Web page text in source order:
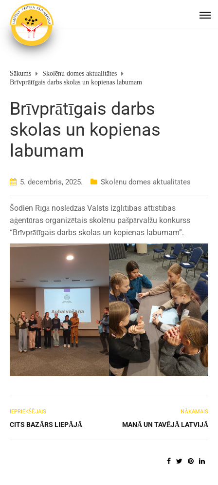
Sākums
Skolēnu domes aktualitātes
Brīvprātīgais darbs skolas un kopienas labumam
Brīvprātīgais darbs
skolas un kopienas
labumam
5. decembris, 2025. Skolēnu domes aktualitātes
Šodien Rīgā noslēdzās Valsts izglītības attīstības
aģentūras organizētais skolēnu pašpārvalžu konkurss
“Brīvprātīgais darbs skolas un kopienas labumam”.
IEPRIEKŠĒJAIS
CITS BAZĀRS LIEPĀJĀ
NĀKAMAIS
MANĀ UN TAVĒJĀ LATVIJĀ